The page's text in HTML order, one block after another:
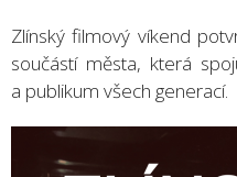
Zlínský filmový víkend
součástí města, která
a publikum všech generací.